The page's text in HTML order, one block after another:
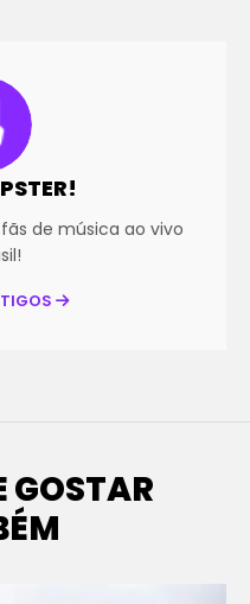
de música ao vivo
GOSTAR